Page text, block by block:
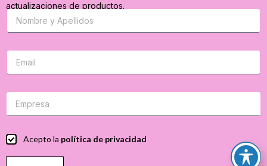
actualizaciones de productos.
S
s
r
b
s
p
r
a
r
C
r
e
e
e
c
t
C
s
Acepto la política de privacidad